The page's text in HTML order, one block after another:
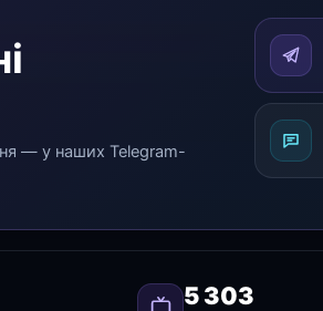
— у наших Telegram-
5 303